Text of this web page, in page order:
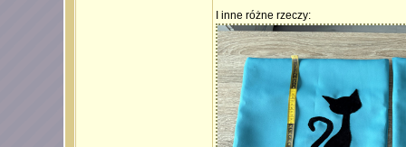
I inne różne rzeczy: